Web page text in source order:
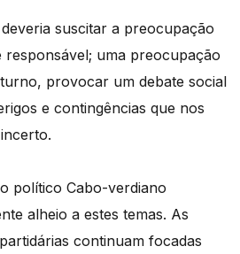
suscitar a preocupação
uma preocupação
provocar um debate social
e contingências que nos
político Cabo-verdiano
alheio a estes temas. As
continuam focadas